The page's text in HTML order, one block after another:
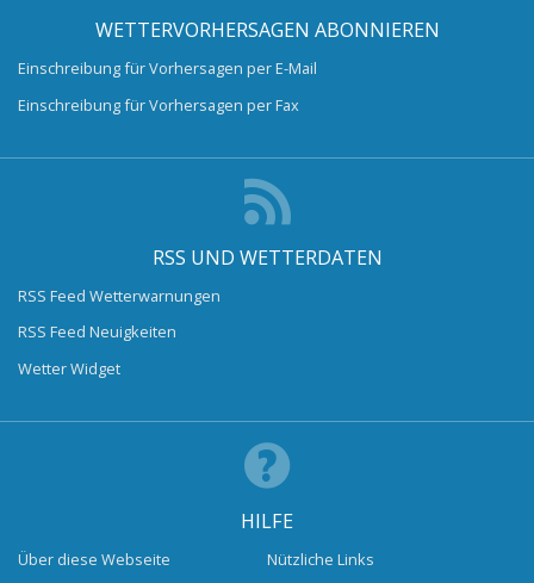
WETTERVORHERSAGEN ABONNIEREN
Einschreibung für Vorhersagen per E-Mail
Einschreibung für Vorhersagen per Fax
RSS UND WETTERDATEN
RSS Feed Wetterwarnungen
RSS Feed Neuigkeiten
Wetter Widget
HILFE
Über diese Webseite Nützliche Links